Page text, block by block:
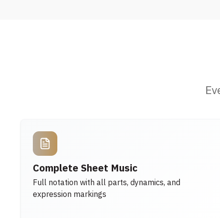
Complete Sheet Music
Full notation with all parts, dynamics, and
expression markings